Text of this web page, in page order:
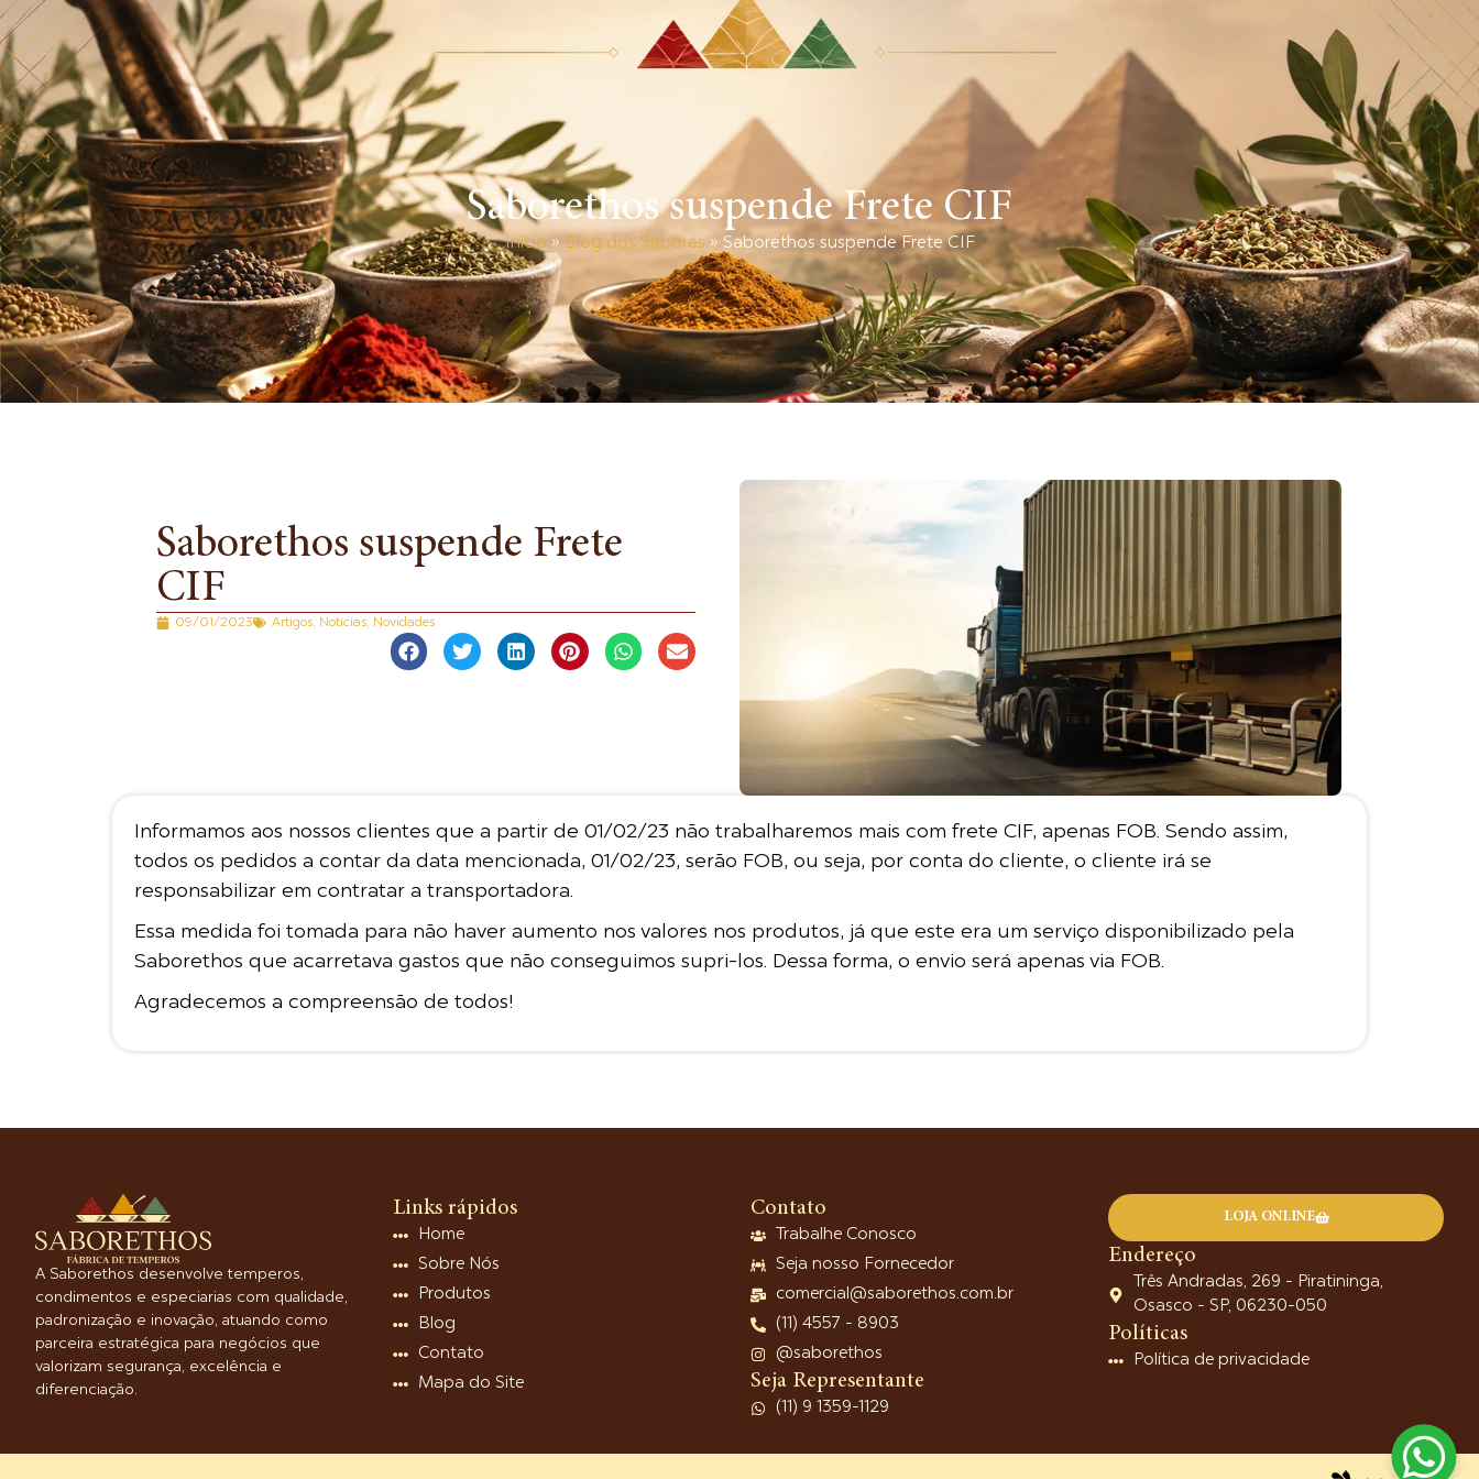
HOME A SABORETHOS PRODUTOS SERVIÇOS BLOG CONTATO
Saborethos suspende Frete CIF
Início » Blog dos Sabores » Saborethos suspende Frete CIF
Saborethos suspende Frete
CIF
09/01/2023 Artigos, Notícias, Novidades
Informamos aos nossos clientes que a partir de 01/02/23 não trabalharemos mais com frete CIF, apenas FOB. Sendo assim,
todos os pedidos a contar da data mencionada, 01/02/23, serão FOB, ou seja, por conta do cliente, o cliente irá se
responsabilizar em contratar a transportadora.
Essa medida foi tomada para não haver aumento nos valores nos produtos, já que este era um serviço disponibilizado pela
Saborethos que acarretava gastos que não conseguimos supri-los. Dessa forma, o envio será apenas via FOB.
Agradecemos a compreensão de todos!
A Saborethos desenvolve temperos,
condimentos e especiarias com qualidade,
padronização e inovação, atuando como
parceira estratégica para negócios que
valorizam segurança, excelência e
diferenciação.
Links rápidos
Home
Sobre Nós
Produtos
Blog
Contato
Mapa do Site
Contato
Trabalhe Conosco
Seja nosso Fornecedor
comercial@saborethos.com.br
(11) 4557 - 8903
@saborethos
Seja Representante
(11) 9 1359-1129
LOJA ONLINE
Endereço
Três Andradas, 269 - Piratininga,
Osasco - SP, 06230-050
Políticas
Política de privacidade